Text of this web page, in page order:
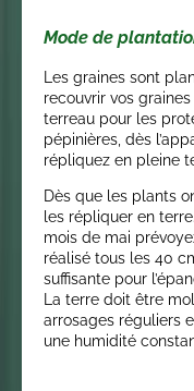
Mode de
Les graines sont
recouvrir vos
terreau pour les
pépinières, dès
répliquez en pleine
Dès que les plants
les répliquer en
mois de mai
réalisé tous les 40
suffisante pour
La terre doit être
arrosages réguliers
une humidité